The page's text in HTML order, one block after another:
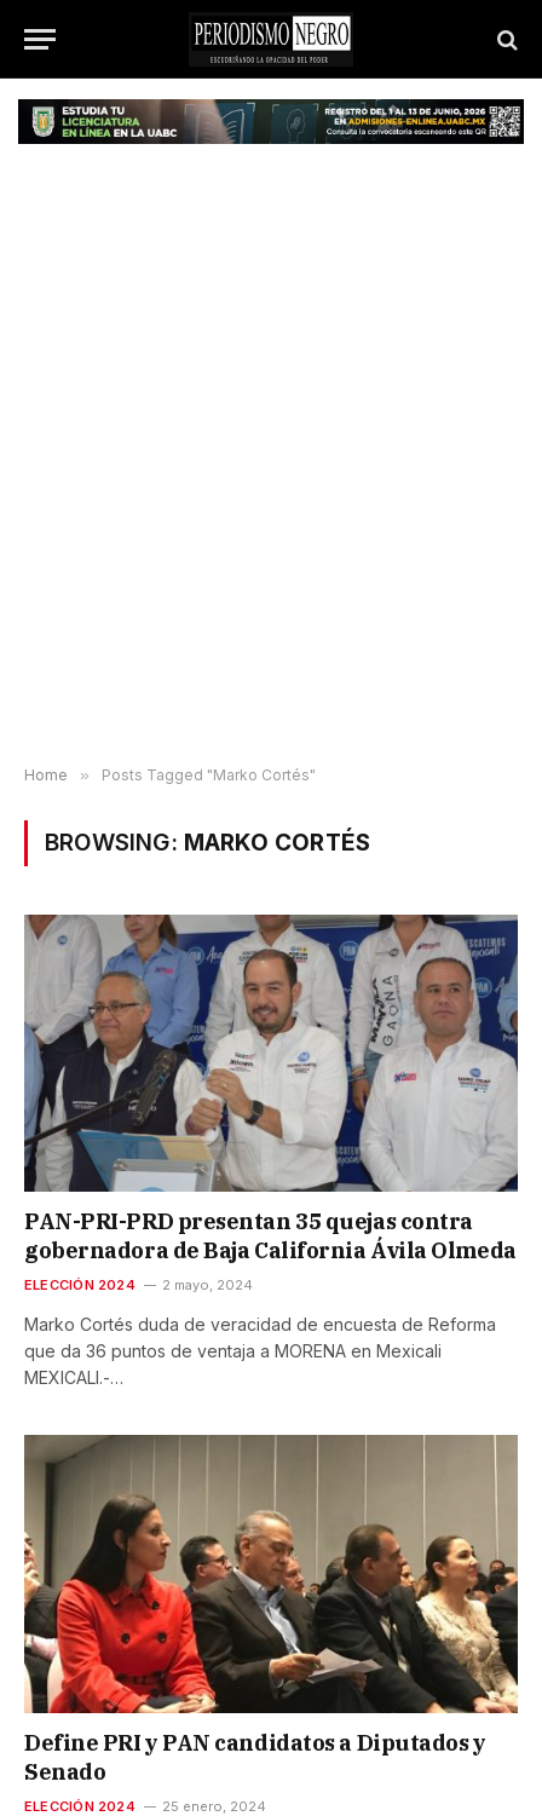
Home » Posts Tagged "Marko Cortés"
BROWSING: MARKO CORTÉS
PAN-PRI-PRD presentan 35 quejas contra
gobernadora de Baja California Ávila Olmeda
ELECCIÓN 2024 2 mayo, 2024
Marko Cortés duda de veracidad de encuesta de Reforma
que da 36 puntos de ventaja a MORENA en Mexicali
MEXICALI.-…
Define PRI y PAN candidatos a Diputados y
Senado
ELECCIÓN 2024 25 enero, 2024